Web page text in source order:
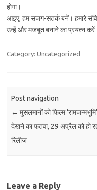
होगा।
आइए, हम सजग-सतर्क बनें। हमारे
उन्हें और मजबूत बनाने का प्रयत्न
Category: Uncategorized
Post navigation
← मुसलमानों को फिल्म
देखने का फतवा, 29 अप्रैल को हो
रिलीज
Leave a Reply